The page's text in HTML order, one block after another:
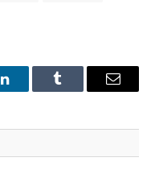
LinkedInTumblr Email